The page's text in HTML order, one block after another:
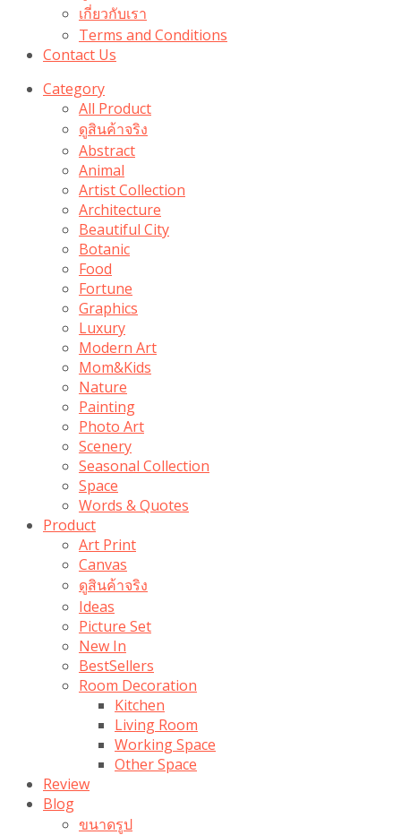
เกี่ยวกับเรา
Terms and Conditions
Contact Us
Category
All Product
ดูสินค้าจริง
Abstract
Animal
Artist Collection
Architecture
Beautiful City
Botanic
Food
Fortune
Graphics
Luxury
Modern Art
Mom&Kids
Nature
Painting
Photo Art
Scenery
Seasonal Collection
Space
Words & Quotes
Product
Art Print
Canvas
ดูสินค้าจริง
Ideas
Picture Set
New In
BestSellers
Room Decoration
Kitchen
Living Room
Working Space
Other Space
Review
Blog
ขนาดรูป